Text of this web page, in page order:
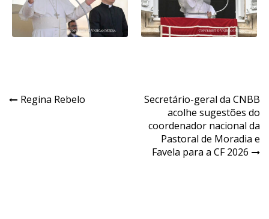
Navegação
Regina Rebelo
Secretário-geral da CNBB
acolhe sugestões do
coordenador nacional da
Pastoral de Moradia e
Favela para a CF 2026